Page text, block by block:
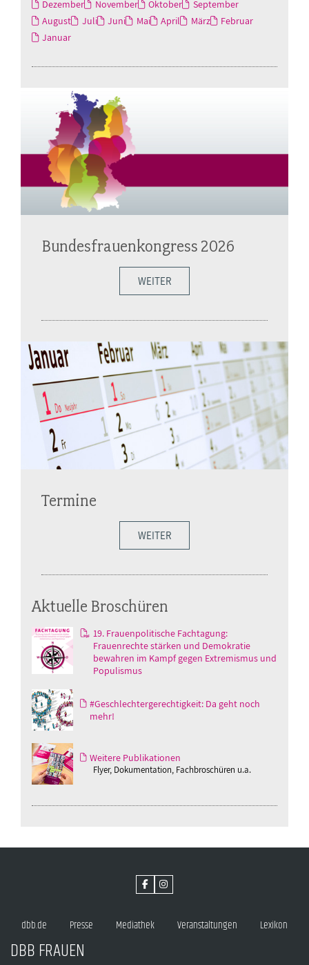
Dezember November Oktober
September
August
Juli Juni Mai April März
Februar
Januar
Bundesfrauenkongress 2026
WEITER
Termine
WEITER
Aktuelle Broschüren
19. Frauenpolitische Fachtagung:
Frauenrechte stärken und Demokratie
bewahren im Kampf gegen Extremismus und
Populismus
#Geschlechtergerechtigkeit: Da geht noch
mehr!
Weitere Publikationen
Flyer, Dokumentation, Fachbroschüren u.a.
dbb.de Presse Mediathek Veranstaltungen Lexikon
DBB FRAUEN